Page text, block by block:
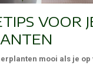
VOOR
mooi als je op